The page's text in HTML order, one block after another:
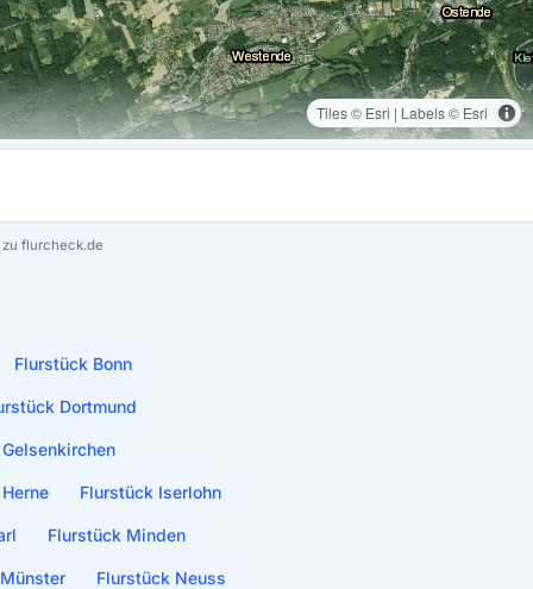
Tiles © Esri | Labels © Esri
flurcheck.de
Flurstück Bonn
Dortmund
Flurstück Iserlohn
Flurstück Minden
Flurstück Neuss